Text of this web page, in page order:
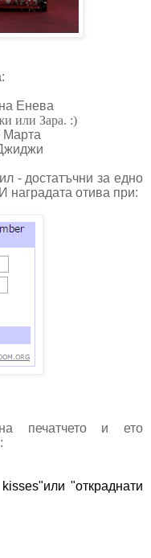
Енева
или Зара. :)
Марта
- достатъчни за едно
наградата отива при:
печатчето и ето
"откраднати